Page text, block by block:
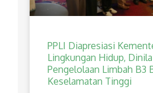
PPLI Diapresiasi
Lingkungan Hidup,
Pengelolaan Limbah B3
Keselamatan Tinggi